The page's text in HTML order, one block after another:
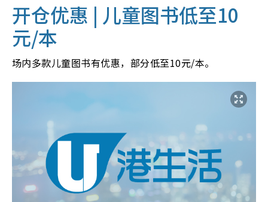
开仓优惠 | 儿童图书低至10
元/本
场内多款儿童图书有优惠，部分低至10元/本。